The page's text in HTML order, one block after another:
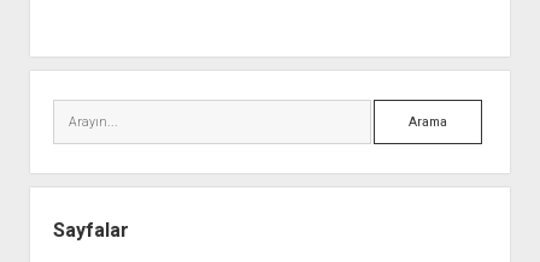
Arama
Sayfalar